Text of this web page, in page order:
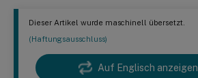
Dieser Artikel wurde maschinell übersetzt.
(Haftungsausschluss)
Auf Englisch anzeigen